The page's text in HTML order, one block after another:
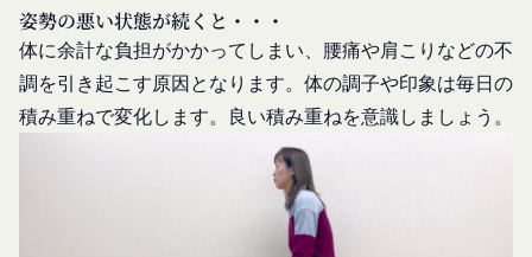
姿勢の悪い状態が続くと・・・
体に余計な負担がかかってしまい、腰痛や肩こりなどの不
調を引き起こす原因となります。体の調子や印象は毎日の
積み重ねで変化します。良い積み重ねを意識しましょう。
外部サービスでお客様が利用するIDおよびその他
外部サービスのプライバシー設定によりお客様が提
携先に開示を認めた情報を取得することがありま
す。
取得した個人情報等の利用目的
当社は、お客様からご提供いただいたお客様情報
を、当社各サービスの利用規約において定める利用
目的の範囲内で利用します。
Cookie（クッキー）について
提携するサービス（以下「提携サービス」といいま
す。）を提供し、又はその運営を行う者をいいま
す。
第2条（総則・適用範囲）
に関し適用され、登録手続き完了後の本サービスの
提供条件及び当社と会員との権利義務関係を定める